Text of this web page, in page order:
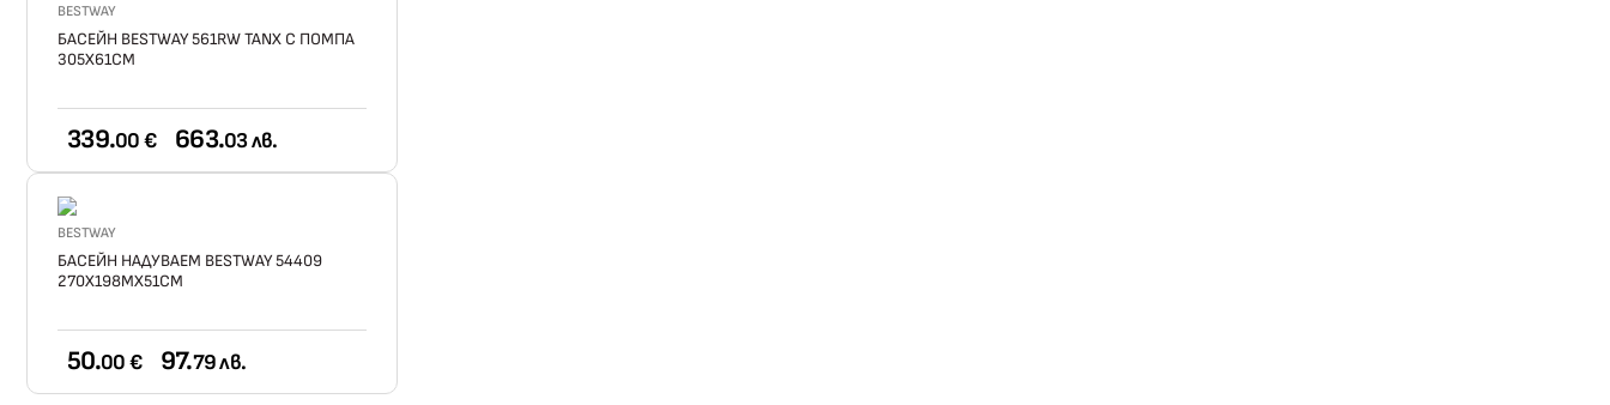
BESTWAY
БАСЕЙН BESTWAY 561RW TANX С ПОМПА
305X61СМ
339.00 € 663.03 лв.
BESTWAY
БАСЕЙН НАДУВАЕМ BESTWAY 54409
270Х198МХ51СМ
50.00 € 97.79 лв.